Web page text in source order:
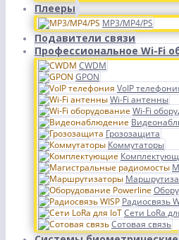
Плееры
MP3/MP4/PS
Подавители связи
Профессиональное Wi-Fi
CWDM
GPON
VoIP
Wi-Fi антенны
Wi-Fi
Грозозащита
Коммутаторы
Радиосвязь
Сети LoRa
Сотовая связь